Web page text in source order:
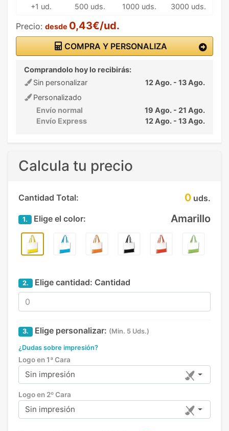
+1 ud. 500 uds. 1000 uds. 3000 uds.
Precio: desde 0,43€/ud.
COMPRA Y PERSONALIZA
Comprandolo hoy lo recibirás:
Sin personalizar
12 Ago. - 13 Ago.
Personalizado
Envío normal
19 Ago. - 21 Ago.
Envío Express
12 Ago. - 13 Ago.
Calcula tu precio
Cantidad Total: 0 uds.
1. Elige el color: Amarillo
2. Elige cantidad: Cantidad
3. Elige personalizar: (Min. 5 Uds.)
¿Dudas sobre impresión?
Logo en 1ª Cara
Sin impresión
Logo en 2º Cara
Sin impresión